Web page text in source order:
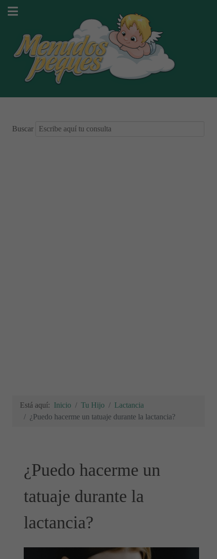
Buscar
Está aquí: Inicio Tu Hijo
Lactancia
¿Puedo hacerme un tatuaje durante la lactancia?
¿Puedo hacerme un
tatuaje durante la
lactancia?